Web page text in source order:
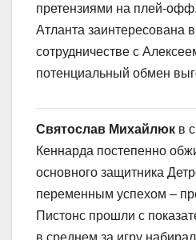
претензиями на плей-
Атланта заинтересована
сотрудничестве с
потенциальный обмен
Святослав Михайлюк в
Кеннарда постепенно
основного защитника
переменным успехом –
Пистонс прошли с